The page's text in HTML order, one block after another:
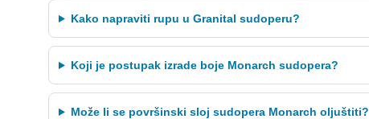
Kako napraviti rupu u Granital sudoperu?
Koji je postupak izrade boje Monarch sudopera?
Može li se površinski sloj sudopera Monarch oljuštiti?